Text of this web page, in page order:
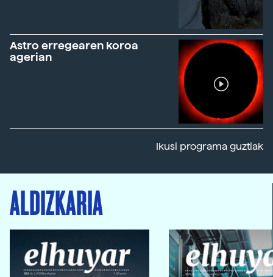
Astro erregearen koroa
agerian
Ikusi programa guztiak
ALDIZKARIA